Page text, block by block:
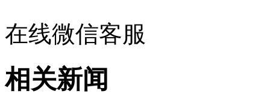
在线微信客服
相关新闻